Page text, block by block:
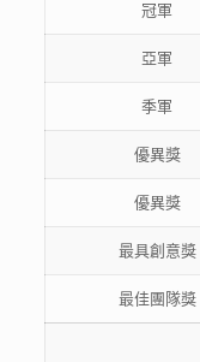
冠軍
亞軍
季軍
優異獎
優異獎
最具創意獎
最佳團隊獎